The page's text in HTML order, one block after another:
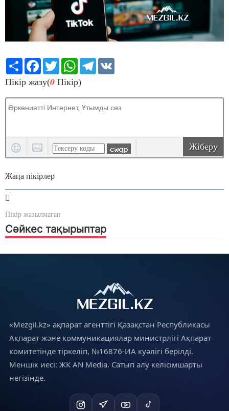
Share Facebook
TwitterWhatsApp
Telegram
Пікір жазу(0 Пікір)
Жіберу
Жаңа пікірлер
Пікір жазылмаған
Сәйкес тақырыптар
«Mezgil.kz» ақпарат агенттігі Қазақстан Республикасы
Ақпарат және коммуникациялар министрлігі Ақпарат
комитетінде тіркеліп, №16876-ИА куәлігі берілді.
Меншік иесі: ЖК AN Media. Сатып алу келісімшарты
негізінде.